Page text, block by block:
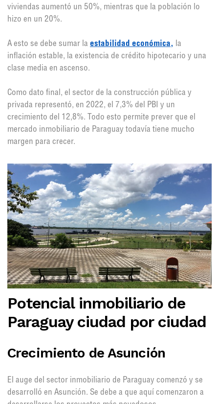
viviendas aumentó un 50%, mientras que la población lo
hizo en un 20%.
A esto se debe sumar la estabilidad económica, la
inflación estable, la existencia de crédito hipotecario y una
clase media en ascenso.
Como dato final, el sector de la construcción pública y
privada representó, en 2022, el 7,3% del PBI y un
crecimiento del 12,8%. Todo esto permite prever que el
mercado inmobiliario de Paraguay todavía tiene mucho
margen para crecer.
Potencial inmobiliario de
Paraguay ciudad por ciudad
Crecimiento de Asunción
El auge del sector inmobiliario de Paraguay comenzó y se
desarrolló en Asunción. Se debe a que aquí comenzaron a